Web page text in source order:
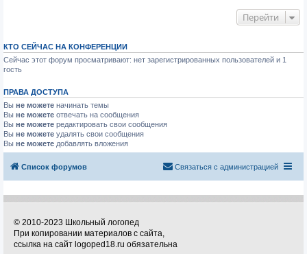
Перейти
КТО СЕЙЧАС НА КОНФЕРЕНЦИИ
Сейчас этот форум просматривают: нет зарегистрированных пользователей и 1
гость
ПРАВА ДОСТУПА
Вы не можете начинать темы
Вы не можете отвечать на сообщения
Вы не можете редактировать свои сообщения
Вы не можете удалять свои сообщения
Вы не можете добавлять вложения
Список форумов Связаться с администрацией
© 2010-2023 Школьный логопед
При копировании материалов с сайта,
ссылка на сайт logoped18.ru обязательна